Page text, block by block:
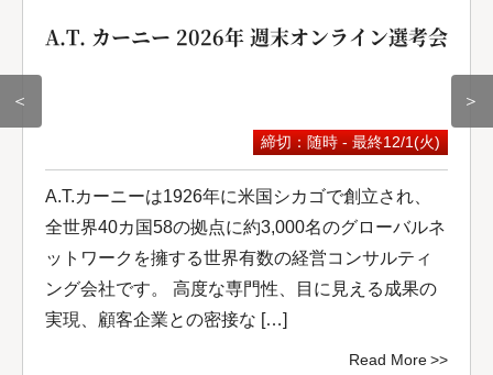
＜
A.T. カーニー 2026年 週末オンライン選考会
締切：随時 - 最終12/1(火)
A.T.カーニーは1926年に米国シカゴで創立され、
全世界40カ国58の拠点に約3,000名のグローバルネ
ットワークを擁する世界有数の経営コンサルティ
ング会社です。 高度な専門性、目に見える成果の
実現、顧客企業との密接な […]
Read More
＞